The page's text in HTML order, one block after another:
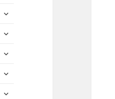
ouvrir
sous-
ouvrir
sous-
ouvrir
sous-
ouvrir
sous-
ouvrir